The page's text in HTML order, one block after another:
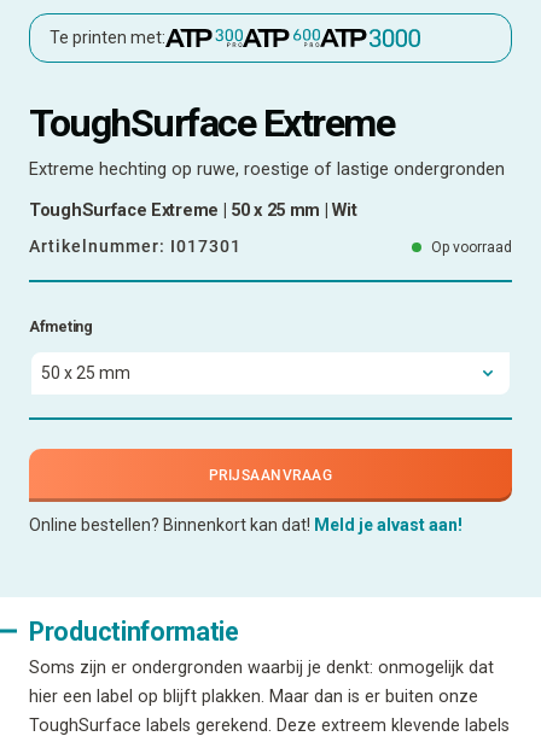
Te printen met:
ToughSurface Extreme
Extreme hechting op ruwe, roestige of lastige ondergronden
ToughSurface Extreme | 50 x 25 mm | Wit
Artikelnummer: I017301 Op voorraad
Afmeting
PRIJSAANVRAAG
Online bestellen? Binnenkort kan dat! Meld je alvast aan!
Productinformatie
Soms zijn er ondergronden waarbij je denkt: onmogelijk dat
hier een label op blijft plakken. Maar dan is er buiten onze
ToughSurface labels gerekend. Deze extreem klevende labels